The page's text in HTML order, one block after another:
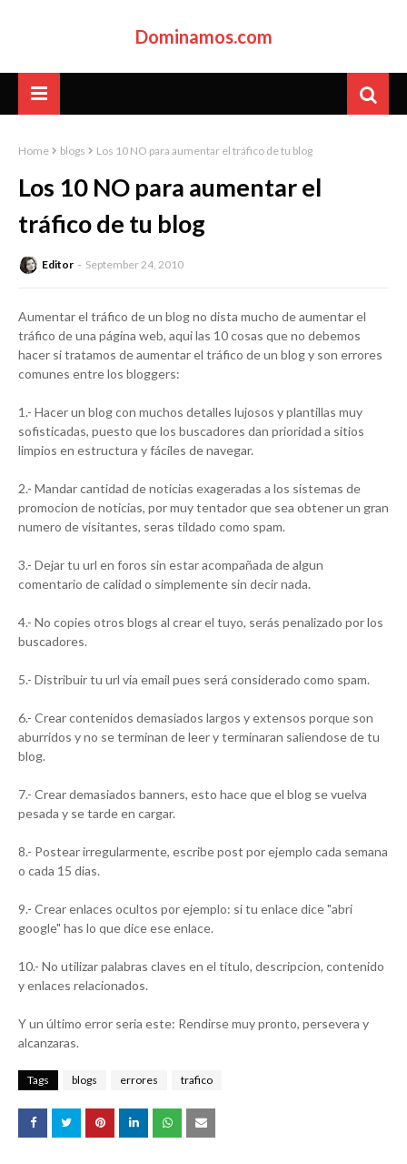
Dominamos.com
Home blogs Los 10 NO para aumentar el tráfico de tu blog
Los 10 NO para aumentar el
tráfico de tu blog
Editor September 24, 2010
Aumentar el tráfico de un blog no dista mucho de aumentar el
tráfico de una página web, aqui las 10 cosas que no debemos
hacer si tratamos de aumentar el tráfico de un blog y son errores
comunes entre los bloggers:
1.- Hacer un blog con muchos detalles lujosos y plantillas muy
sofisticadas, puesto que los buscadores dan prioridad a sitios
limpios en estructura y fáciles de navegar.
2.- Mandar cantidad de noticias exageradas a los sistemas de
promocion de noticias, por muy tentador que sea obtener un gran
numero de visitantes, seras tildado como spam.
3.- Dejar tu url en foros sin estar acompañada de algun
comentario de calidad o simplemente sin decir nada.
4.- No copies otros blogs al crear el tuyo, serás penalizado por los
buscadores.
5.- Distribuir tu url via email pues será considerado como spam.
6.- Crear contenidos demasiados largos y extensos porque son
aburridos y no se terminan de leer y terminaran saliendose de tu
blog.
7.- Crear demasiados banners, esto hace que el blog se vuelva
pesada y se tarde en cargar.
8.- Postear irregularmente, escribe post por ejemplo cada semana
o cada 15 dias.
9.- Crear enlaces ocultos por ejemplo: si tu enlace dice "abri
google" has lo que dice ese enlace.
10.- No utilizar palabras claves en el titulo, descripcion, contenido
y enlaces relacionados.
Y un último error seria este: Rendirse muy pronto, persevera y
alcanzaras.
Tags blogs errores trafico